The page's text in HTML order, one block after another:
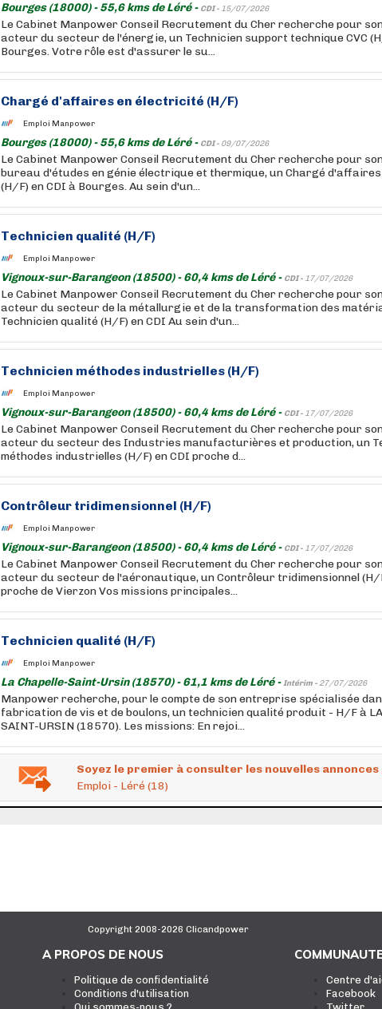
Bourges (18000) - 55,6 kms de Léré - CDI - 15/07/2026
Le Cabinet Manpower Conseil Recrutement du Cher recherche pour
acteur du secteur de l'énergie, un Technicien support technique CVC
Bourges. Votre rôle est d'assurer le su...
Chargé d'affaires en électricité (H/F)
Emploi Manpower
Bourges (18000) - 55,6 kms de Léré - CDI - 09/07/2026
Le Cabinet Manpower Conseil Recrutement du Cher recherche pour
bureau d'études en génie électrique et thermique, un Chargé
(H/F) en CDI à Bourges. Au sein d'un...
Technicien qualité (H/F)
Emploi Manpower
Vignoux-sur-Barangeon (18500) - 60,4 kms de Léré - CDI - 17/07/2026
Le Cabinet Manpower Conseil Recrutement du Cher recherche pour
acteur du secteur de la métallurgie et de la transformation des
Technicien qualité (H/F) en CDI Au sein d'un...
Technicien méthodes industrielles (H/F)
Emploi Manpower
Vignoux-sur-Barangeon (18500) - 60,4 kms de Léré - CDI - 17/07/2026
Le Cabinet Manpower Conseil Recrutement du Cher recherche pour
acteur du secteur des Industries manufacturières et production, un
méthodes industrielles (H/F) en CDI proche d...
Contrôleur tridimensionnel (H/F)
Emploi Manpower
Vignoux-sur-Barangeon (18500) - 60,4 kms de Léré - CDI - 17/07/2026
Le Cabinet Manpower Conseil Recrutement du Cher recherche pour
acteur du secteur de l'aéronautique, un Contrôleur tridimensionnel (H/
proche de Vierzon Vos missions principales...
Technicien qualité (H/F)
Emploi Manpower
La Chapelle-Saint-Ursin (18570) - 61,1 kms de Léré -Intérim - 27/07/2026
Manpower recherche, pour le compte de son entreprise spécialisée
fabrication de vis et de boulons, un technicien qualité produit - H/F à LA
SAINT-URSIN (18570). Les missions: En rejoi...
Soyez le premier à consulter les nouvelles annonces
Emploi - Léré (18)
Copyright 2008-2026 Clicandpower
A PROPOS DE NOUS
Politique de confidentialité
Conditions d'utilisation
Centre
Facebook